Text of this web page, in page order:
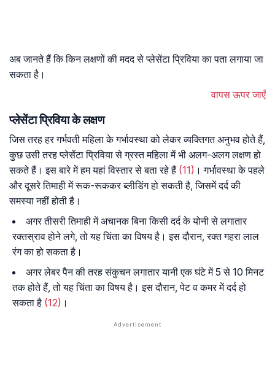
अब जानते हैं कि किन लक्षणों की मदद से प्लेसेंटा प्रिविया का पता लगाया जा
सकता है।
वापस ऊपर जाएँ
प्लेसेंटा प्रिविया के लक्षण
जिस तरह हर गर्भवती महिला के गर्भावस्था को लेकर व्यक्तिगत अनुभव होते हैं,
कुछ उसी तरह प्लेसेंटा प्रिविया से ग्रस्त महिला में भी अलग-अलग लक्षण हो
सकते हैं। इस बारे में हम यहां विस्तार से बता रहे हैं (11) । गर्भावस्था के पहले
और दूसरे तिमाही में रूक-रूककर ब्लीडिंग हो सकती है, जिसमें दर्द की
समस्या नहीं होती है।
अगर तीसरी तिमाही में अचानक बिना किसी दर्द के योनी से लगातार
रक्तस्राव होने लगे, तो यह चिंता का विषय है। इस दौरान, रक्त गहरा लाल
रंग का हो सकता है।
अगर लेबर पैन की तरह संकुचन लगातार यानी एक घंटे में 5 से 10 मिनट
तक होते हैं, तो यह चिंता का विषय है। इस दौरान, पेट व कमर में दर्द हो
सकता है (12) ।